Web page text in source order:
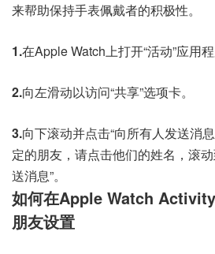
来帮助保持手表佩戴者的积极性。
1.在Apple Watch上打开“活动”应用程
2.向左滑动以访问“共享”选项卡。
3.向下滚动并点击“向所有人发送消
定的朋友，请点击他们的姓名，滚
送消息”。
如何在Apple Watch
朋友设置